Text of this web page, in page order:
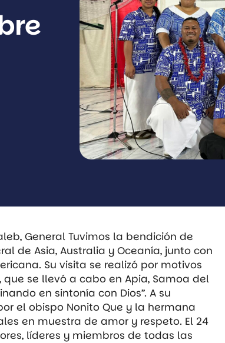
General Tuvimos la bendición de
de Asia, Australia y Oceanía, junto con
Su visita se realizó por motivos
se llevó a cabo en Apia, Samoa del
en sintonía con Dios”. A su
el obispo Nonito Que y la hermana
en muestra de amor y respeto. El 24
líderes y miembros de todas las